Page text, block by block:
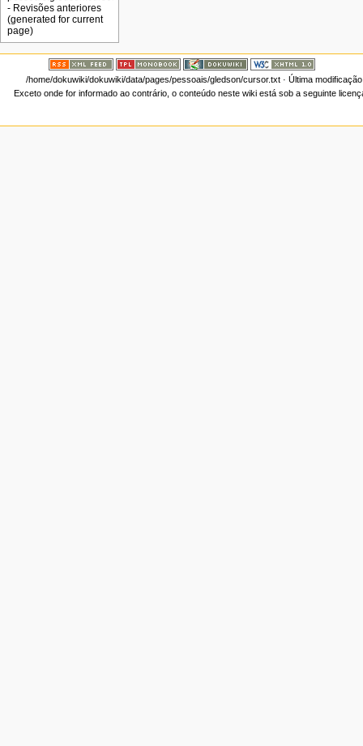
/home/dokuwiki/dokuwiki/data/pages/pessoais/gledson/cursor.txt· Última
Exceto onde for informado ao contrário, o conteúdo neste wiki está sob a seguinte